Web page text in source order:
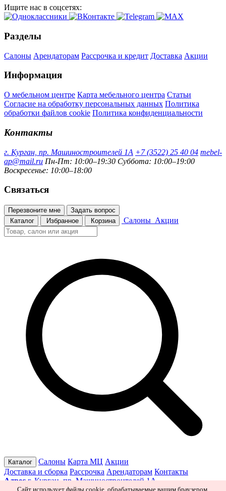
Ищите нас в соцсетях:
Разделы
Салоны Арендаторам Рассрочка и кредит Доставка Акции
Информация
О мебельном центре Карта мебельного центра Статьи
Согласие на обработку персональных данных Политика
обработки файлов cookie Политика конфиденциальности
Контакты
г. Курган, пр. Машиностроителей 1А +7 (3522) 25 40 04 mebel-
ap@mail.ru Пн-Пт: 10:00–19:30 Суббота: 10:00–19:00
Воскресенье: 10:00–18:00
Связаться
Перезвоните мне
Задать вопрос
Каталог
Избранное Корзина Салоны Акции
Каталог Салоны Карта МЦ Акции
Доставка и сборка Рассрочка Арендаторам Контакты
Адрес г. Курган, пр. Машиностроителей 1А
Сайт использует файлы cookie, обрабатываемые вашим браузером.